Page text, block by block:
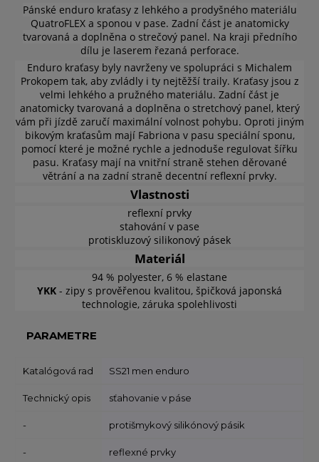
Pánské enduro kraťasy z lehkého a prodyšného materiálu
QuatroFLEX a sponou v pase. Zadní část je anatomicky
tvarovaná a doplněna o strečový panel. Na kraji předního
dílu je laserem řezaná perforace.
Enduro kraťasy byly navrženy ve spolupráci s Michalem
Prokopem tak, aby zvládly i ty nejtěžší traily. Kraťasy jsou z
velmi lehkého a pružného materiálu. Zadní část je
anatomicky tvarovaná a doplněna o stretchový panel, který
vám při jízdě zaručí maximální volnost pohybu. Oproti jiným
bikovým kraťasům mají Fabriona v pasu speciální sponu,
pomocí které je možné rychle a jednoduše regulovat šířku
pasu. Kraťasy mají na vnitřní straně stehen děrované
větrání a na zadní straně decentní reflexní prvky.
Vlastnosti
reflexní prvky
stahování v pase
protiskluzový silikonový pásek
Materiál
94 % polyester, 6 % elastane
YKK - zipy s prověřenou kvalitou, špičková japonská
technologie, záruka spolehlivosti
PARAMETRE
Katalógová rad SS21 men enduro
Technický opis sťahovanie v páse
- protišmykový silikónový pásik
- reflexné prvky